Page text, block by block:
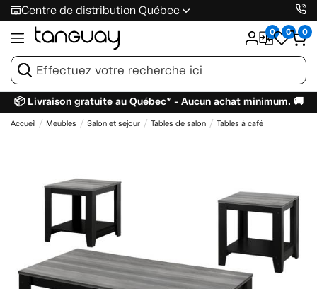
Centre de distribution Québec
0 0 0
📦 Livraison gratuite au Québec* - Aucun achat minimum. 🚚
Accueil Meubles Salon et séjour Tables de salon Tables à café